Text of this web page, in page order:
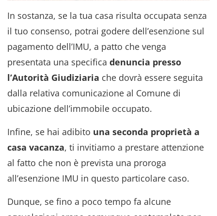
In sostanza, se la tua casa risulta occupata senza
il tuo consenso, potrai godere dell’esenzione sul
pagamento dell’IMU, a patto che venga
presentata una specifica denuncia presso
l’Autorità Giudiziaria che dovrà essere seguita
dalla relativa comunicazione al Comune di
ubicazione dell’immobile occupato.
Infine, se hai adibito una seconda proprietà a
casa vacanza, ti invitiamo a prestare attenzione
al fatto che non è prevista una proroga
all’esenzione IMU in questo particolare caso.
Dunque, se fino a poco tempo fa alcune